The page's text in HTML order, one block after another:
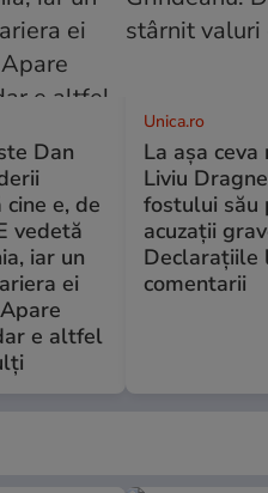
Dan
e, de
vedetă
iar un
ei
e altfel
Unica.ro
La așa
Liviu
fostului său
acuzații
Declarațiile
comentarii